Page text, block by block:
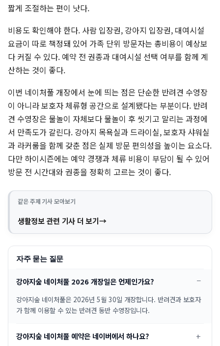
짧게 조절하는 편이 낫다.
비용도 확인해야 한다. 사람 입장권, 강아지 입장권, 대여시설
요금이 따로 책정돼 있어 가족 단위 방문자는 총비용이 예상보
다 커질 수 있다. 예약 전 권종과 대여시설 선택 여부를 함께 계
산하는 것이 좋다.
이번 네이처풀 개장에서 눈에 띄는 점은 단순한 반려견 수영장
이 아니라 보호자 체류형 공간으로 설계됐다는 부분이다. 반려
견 수영장은 물놀이 자체보다 물놀이 후 씻기고 말리는 과정에
서 만족도가 갈린다. 강아지 목욕실과 드라이실, 보호자 샤워실
과 라커룸을 함께 갖춘 점은 실제 방문 편의성을 높이는 요소다.
다만 하이시즌에는 예약 경쟁과 체류 비용이 부담이 될 수 있어
방문 전 시간대와 권종을 정확히 고르는 것이 좋다.
같은 주제 기사 모아보기
생활정보 관련 기사 더 보기
자주 묻는 질문
강아지숲 네이처풀 2026 개장일은 언제인가요?
강아지숲 네이처풀은 2026년 5월 30일 개장합니다. 반려견과 보호자
가 함께 이용할 수 있는 반려견 동반 수영장입니다.
강아지숲 네이처풀 예약은 네이버에서 하나요?